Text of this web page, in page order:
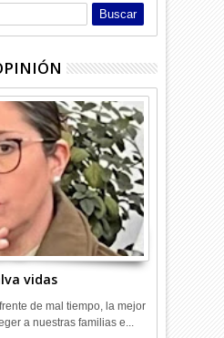
vidas
de mal tiempo, la mejor
a nuestras familias e...